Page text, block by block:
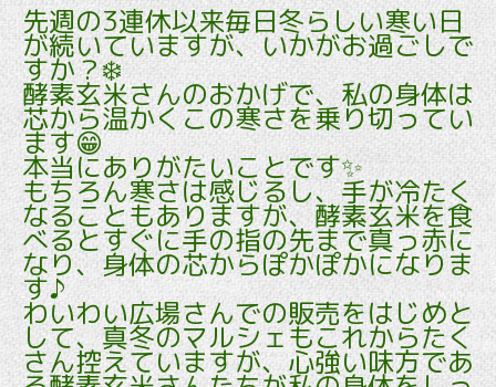
先週の3連休以来毎日冬らしい寒い日
が続いていますが、いかがお過ごしで
すか？❄️
酵素玄米さんのおかげで、私の身体は
芯から温かくこの寒さを乗り切ってい
ます😁
本当にありがたいことです✨
もちろん寒さは感じるし、手が冷たく
なることもありますが、酵素玄米を食
べるとすぐに手の指の先まで真っ赤に
なり、身体の芯からぽかぽかになりま
す♪
わいわい広場さんでの販売をはじめと
して、真冬のマルシェもこれからたく
さん控えていますが、心強い味方であ